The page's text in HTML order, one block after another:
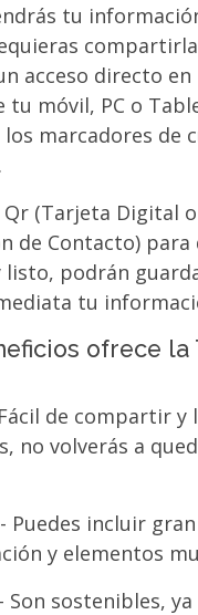
tu
acceso directo
tu móvil, PC o
marcadores de
(Tarjeta Digital o
de Contacto) para
listo, podrán
tu
ofrece la
de compartir y
no volverás a
- Puedes incluir
y elementos
- Son sostenibles, ya